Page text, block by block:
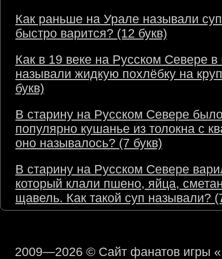
Как раньше на Урале называли
быстро варится? (12 букв)
Как в 19 веке на Русском Севере в
называли жидкую похлёбку на
букв)
В старину на Русском Севере
популярно кушанье из толокна с
оно называлось? (7 букв)
В старину на Русском Севере
который клали пшено, яйца,
щавель. Как такой суп называли?
2009—2026 © Сайт фанатов игры